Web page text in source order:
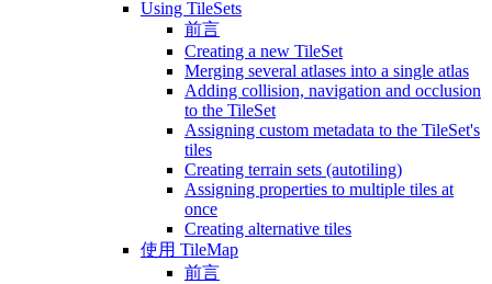
Using TileSets
前言
Creating a new TileSet
Merging several atlases into a single atlas
Adding collision, navigation and occlusion
to the TileSet
Assigning custom metadata to the TileSet's
tiles
Creating terrain sets (autotiling)
Assigning properties to multiple tiles at
once
Creating alternative tiles
使用 TileMap
前言